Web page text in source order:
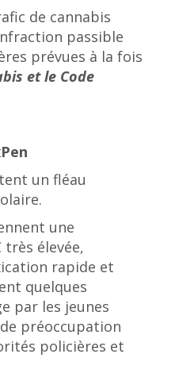
de cannabis
passible
prévues à la fois
et le Code
un fléau
une
élevée,
rapide et
quelques
par les jeunes
préoccupation
policières et